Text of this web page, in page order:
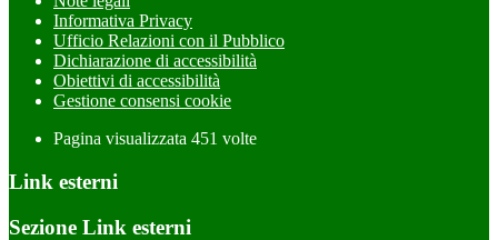
Informativa Privacy
Ufficio Relazioni con il Pubblico
Dichiarazione di accessibilità
Obiettivi di accessibilità
Gestione consensi cookie
Pagina visualizzata 451 volte
Link esterni
Sezione Link esterni